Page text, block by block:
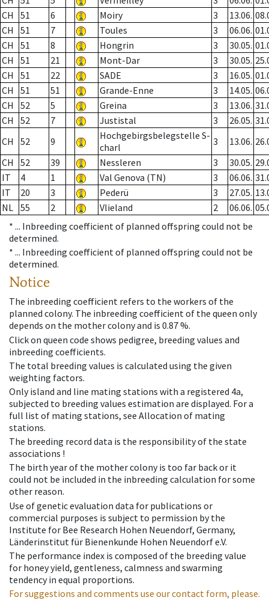
CH
51 6 Moiry 3 13.06.
CH
51 7 Toules 3 06.06.
CH
51 8 Hongrin 3 30.05.
CH
51 21 Mont-Dar 3 30.05.
CH
51 22 SADE 3 16.05.
CH
51 51 Grande-Enne 3 14.05.
CH
52 5 Greina 3 13.06.
CH
52 7 Justistal 3 26.05.
CH
52 9
Hochgebirgsbelegstelle S-
charl
3 13.06.
CH
52 39 Nessleren 3 30.05.
IT
4 1 Val Genova (TN) 3 06.06.
IT
20 3 Pederü 3 27.05.
NL 55 2 Vlieland 2 06.06.
* ... Inbreeding coefficient of planned offspring could not be
determined.
* ... Inbreeding coefficient of planned offspring could not be
determined.
Notice
The inbreeding coefficient refers to the workers of the
planned colony. The inbreeding coefficient of the queen only
depends on the mother colony and is 0.87 %.
Click on queen code shows pedigree, breeding values and
inbreeding coefficients.
The total breeding values is calculated using the given
weighting factors.
Only island and line mating stations with a registered 4a,
subjected to breeding values estimation are displayed. For a
full list of mating stations, see Allocation of mating
stations.
The breeding record data is the responsibility of the state
associations !
The birth year of the mother colony is too far back or it
could not be included in the inbreeding calculation for some
other reason.
Use of genetic evaluation data for publications or
commercial purposes is subject to permission by the
Institute for Bee Research Hohen Neuendorf, Germany,
Länderinstitut für Bienenkunde Hohen Neuendorf e.V.
The performance index is composed of the breeding value
for honey yield, gentleness, calmness and swarming
tendency in equal proportions.
For suggestions and comments use our contact form, please.